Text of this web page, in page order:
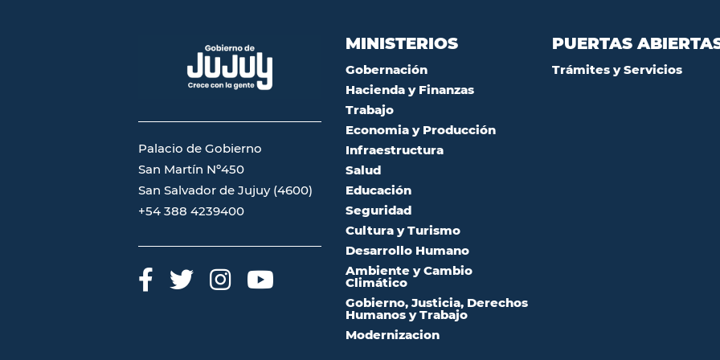
Palacio de Gobierno
San Martín Nº450
San Salvador de Jujuy (4600)
+54 388 4239400
MINISTERIOS
Gobernación
Hacienda y Finanzas
Trabajo
Economia y Producción
Infraestructura
Salud
Educación
Seguridad
Cultura y Turismo
Desarrollo Humano
Ambiente y Cambio
Climático
Gobierno, Justicia, Derechos
Humanos y Trabajo
Modernizacion
PUERTAS
Trámites y Servicios